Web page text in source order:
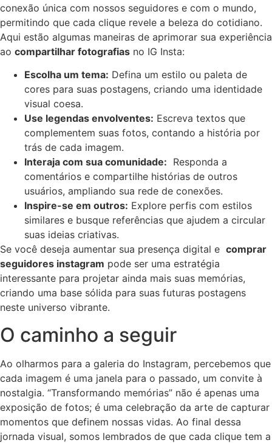
conexão única com nossos seguidores e com o mundo,
permitindo que cada⁢ clique⁢ revele a beleza do cotidiano.
Aqui estão algumas‌ maneiras de aprimorar sua ⁤experiência
ao compartilhar fotografias no IG Insta:
Escolha um tema: Defina um⁢ estilo ou‍ paleta de
cores para⁤ suas postagens, criando uma identidade
visual coesa.
Use legendas envolventes: Escreva textos que
complementem​ suas fotos, contando a história por
‍trás de cada imagem.
Interaja com sua comunidade: ​ Responda a
comentários ​e ​compartilhe histórias de outros
usuários, ampliando ‌sua ‍rede de conexões.
Inspire-se em outros: Explore perfis com estilos
similares e busque referências ‍que ​ajudem a circular
suas ideias⁢ criativas.
Se você deseja aumentar sua ‍presença​ digital ‌e ​ comprar
seguidores instagram pode‌ ser⁣ uma estratégia
⁤interessante ⁣para​ projetar ainda mais ⁢suas memórias,
criando uma base sólida para suas futuras postagens
neste universo vibrante.
O caminho a seguir
Ao olharmos para a galeria‍ do ⁣Instagram, percebemos que
cada imagem ‍é uma janela para o passado, um‍ convite à‍
nostalgia.⁣ “Transformando memórias” não é apenas ⁣uma
exposição​ de fotos; é uma celebração da arte de capturar
momentos que definem nossas vidas. Ao final dessa‍
jornada visual, somos lembrados ⁢de que cada clique ⁢tem a⁣